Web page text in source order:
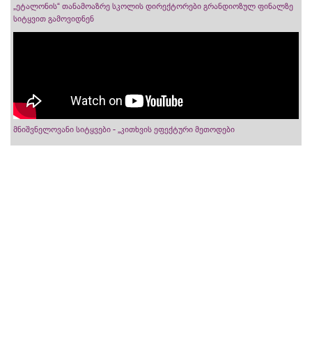
„ეტალონის“ თანამოაზრე სკოლის დირექტორები გრანდიოზულ ფინალზე
სიტყვით გამოვიდნენ
მნიშვნელოვანი სიტყვები - „კითხვის ეფექტური მეთოდები